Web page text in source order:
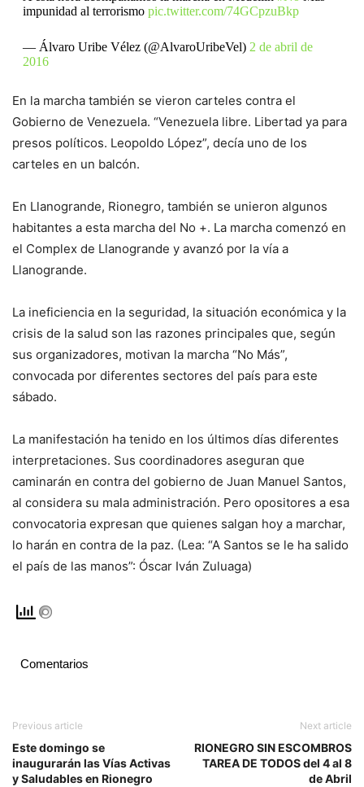
impunidad al terrorismo pic.twitter.com/74GCpzuBkp
— Álvaro Uribe Vélez (@AlvaroUribeVel) 2 de abril de
2016
En la marcha también se vieron carteles contra el
Gobierno de Venezuela. “Venezuela libre. Libertad ya para
presos políticos. Leopoldo López”, decía uno de los
carteles en un balcón.
En Llanogrande, Rionegro, también se unieron algunos
habitantes a esta marcha del No +. La marcha comenzó en
el Complex de Llanogrande y avanzó por la vía a
Llanogrande.
La ineficiencia en la seguridad, la situación económica y la
crisis de la salud son las razones principales que, según
sus organizadores, motivan la marcha “No Más”,
convocada por diferentes sectores del país para este
sábado.
La manifestación ha tenido en los últimos días diferentes
interpretaciones. Sus coordinadores aseguran que
caminarán en contra del gobierno de Juan Manuel Santos,
al considera su mala administración. Pero opositores a esa
convocatoria expresan que quienes salgan hoy a marchar,
lo harán en contra de la paz. (Lea: “A Santos se le ha salido
el país de las manos”: Óscar Iván Zuluaga)
Comentarios
Previous article
Este domingo se
inaugurarán las Vías Activas
y Saludables en Rionegro
Next article
RIONEGRO SIN ESCOMBROS
TAREA DE TODOS del 4 al 8
de Abril